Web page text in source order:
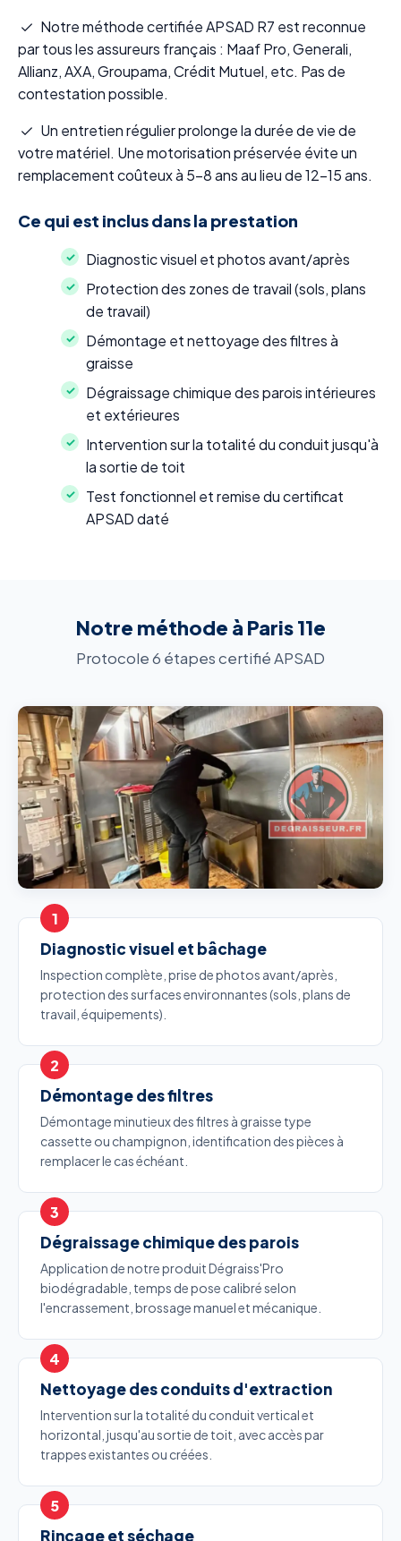
Notre méthode certifiée APSAD R7 est reconnue
par tous les assureurs français : Maaf Pro, Generali,
Allianz, AXA, Groupama, Crédit Mutuel, etc. Pas de
contestation possible.
Un entretien régulier prolonge la durée de vie de
votre matériel. Une motorisation préservée évite un
remplacement coûteux à 5-8 ans au lieu de 12-15 ans.
Ce qui est inclus dans la prestation
Diagnostic visuel et photos avant/après
Protection des zones de travail (sols, plans
de travail)
Démontage et nettoyage des filtres à
graisse
Dégraissage chimique des parois intérieures
et extérieures
Intervention sur la totalité du conduit jusqu'à
la sortie de toit
Test fonctionnel et remise du certificat
APSAD daté
Notre méthode à Paris 11e
Protocole 6 étapes certifié APSAD
Diagnostic visuel et bâchage
Inspection complète, prise de photos avant/après,
protection des surfaces environnantes (sols, plans de
travail, équipements).
Démontage des filtres
Démontage minutieux des filtres à graisse type
cassette ou champignon, identification des pièces à
remplacer le cas échéant.
Dégraissage chimique des parois
Application de notre produit Dégraiss'Pro
biodégradable, temps de pose calibré selon
l'encrassement, brossage manuel et mécanique.
Nettoyage des conduits d'extraction
Intervention sur la totalité du conduit vertical et
horizontal, jusqu'au sortie de toit, avec accès par
trappes existantes ou créées.
Rinçage et séchage